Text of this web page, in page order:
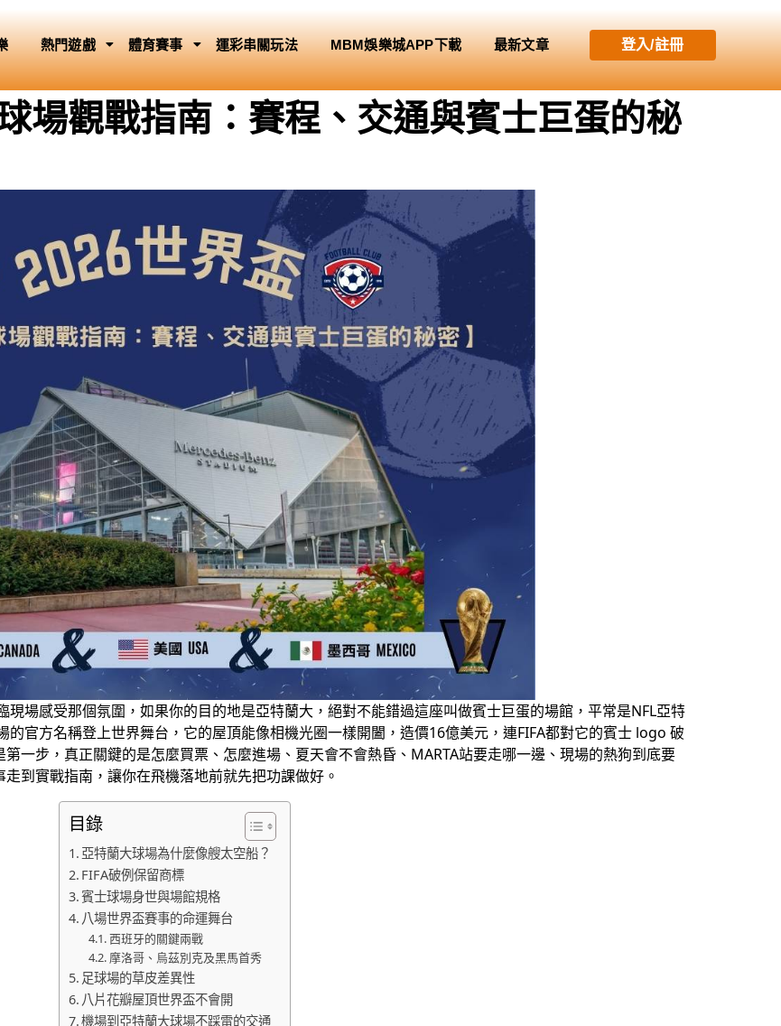
熱門遊戲 體育賽事 運彩串關玩法 MBM娛樂城APP下載 最新文章 登入/註冊
場觀戰指南：賽程、交通與賓士巨蛋的秘
場感受那個氛圍，如果你的目的地是亞特蘭大，絕對不能錯過這座叫做賓士巨蛋的場館，平常是NFL亞特
官方名稱登上世界舞台，它的屋頂能像相機光圈一樣開闔，造價16億美元，連FIFA都對它的賓士 logo 破
一步，真正關鍵的是怎麼買票、怎麼進場、夏天會不會熱昏、MARTA站要走哪一邊、現場的熱狗到底要
到實戰指南，讓你在飛機落地前就先把功課做好。
目錄
亞特蘭大球場為什麼像艘太空船？
FIFA破例保留商標
賓士球場身世與場館規格
八場世界盃賽事的命運舞台
西班牙的關鍵兩戰
摩洛哥、烏茲別克及黑馬首秀
足球場的草皮差異性
八片花瓣屋頂世界盃不會開
機場到亞特蘭大球場不踩雷的交通